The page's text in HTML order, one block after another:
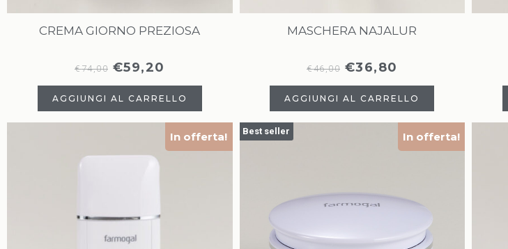
CREMA GIORNO PREZIOSA
€74,00 €59,20
AGGIUNGI AL CARRELLO
MASCHERA NAJALUR
€46,00 €36,80
AGGIUNGI AL CARRELLO
In offerta! In offerta!
Best seller